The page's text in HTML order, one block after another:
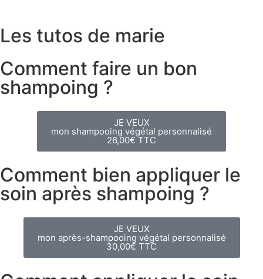
Les tutos de marie
Comment faire un bon
shampoing ?
JE VEUX
mon shampooing végétal personnalisé
26,00€ TTC
Comment bien appliquer le
soin après shampoing ?
JE VEUX
mon après-shampooing végétal personnalisé
30,00€ TTC